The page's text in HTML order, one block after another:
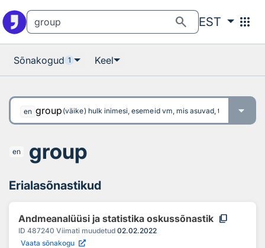
search EST apps
Sõnakogud 1 Keel
en group (väike) hulk inimesi, esemeid vm, mis asuvad, tegutsevad
en group
Erialasõnastikud
Andmeanalüüsi ja statistika oskussõnastik content_copy
ID 487240 Viimati muudetud 02.02.2022
Vaata sõnakogu